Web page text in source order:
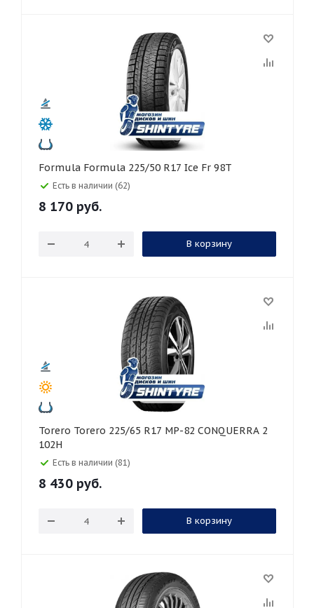
Formula Formula 225/50 R17 Ice Fr 98T
Есть в наличии (62)
8 170 руб.
В корзину
Torero Torero 225/65 R17 MP-82 CONQUERRA 2
102H
Есть в наличии (81)
8 430 руб.
В корзину